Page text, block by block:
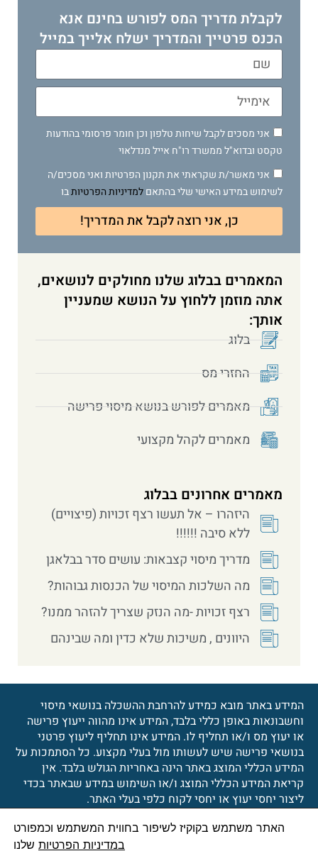
לקבלת מדריך המס לפורש בחינם אנא
הכנס פרטייך והמדריך ישלח אלייך במייל
אני מסכים לקבל שיחות טלפון וכן חומר פרסומי בהודעות
טקסט ובדוא"ל ממשרד רו"ח אייל מנדלאוי
אני מאשר/ת שקראתי את תקנון הפרטיות ואני מסכים/ה
לשימוש במידע האישי שלי בהתאםלמדיניות הפרטיותבו
כן, אני רוצה לקבל את המדריך!
המאמרים בבלוג שלנו מחולקים לנושאים,
אתה מוזמן ללחוץ על הנושא שמעניין
אותך:
בלוג
החזרי מס
מאמרים לפורש בנושא מיסוי פרישה
מאמרים לקהל מקצועי
מאמרים אחרונים בבלוג
היזהרו – אל תעשו רצף זכויות (פיצויים)
ללא סיבה !!!!!!
מדריך מיסוי קצבאות: עושים סדר בבלאגן
מה השלכות המיסוי של הכנסות גבוהות?
רצף זכויות -מה הנזק שצריך להזהר ממנו?
היוונים , משיכות שלא כדין ומה שבינהם
המידע באתר מובא כמידע להרחבת ההשכלה בנושאי מיסוי
וחשבונאות באופן כללי בלבד, המידע אינו מהווה ייעוץ פרישה
או יעוץ מס ו/או תחליף לו. המידע אינו תחליף ליעוץ פרטני
בנושאי פרישה שיש לעשותו מול בעלי מקצוע. כל הסתמכות על
המידע הכללי המוצג באתר הינה באחריות הגולש בלבד. אין
קריאת המידע הכללי המוצג ו/או השימוש במידע שבאתר בכדי
ליצור יחסי יעוץ או יחסי לקוח כלפי בעלי האתר.
© 2026 כל הזכויות שמורות
הצהרת נגישות
האתר משתמש בקוקיז לשיפור בחווית המשתמש וכמפורט
במדיניות הפרטיות שלנו